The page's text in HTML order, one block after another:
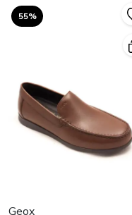
55%
Geox